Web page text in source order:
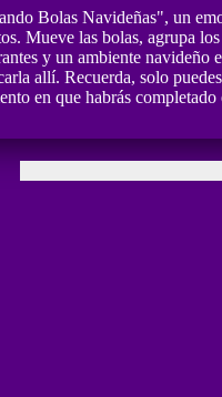
Bolas Navideñas", un
Mueve las bolas, agrupa
y un ambiente navideño
allí. Recuerda, solo
en que habrás